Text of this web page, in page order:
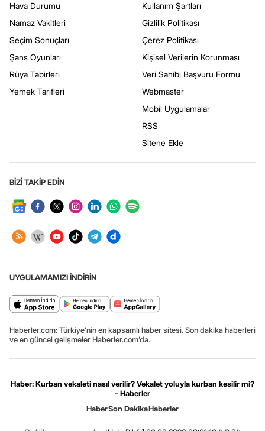
Hava Durumu
Namaz Vakitleri
Seçim Sonuçları
Şans Oyunları
Rüya Tabirleri
Yemek Tarifleri
Kullanım Şartları
Gizlilik Politikası
Çerez Politikası
Kişisel Verilerin Korunması
Veri Sahibi Başvuru Formu
Webmaster
Mobil Uygulamalar
RSS
Sitene Ekle
BİZİ TAKİP EDİN
UYGULAMAMIZI İNDİRİN
Haberler.com: Türkiye’nin en kapsamlı haber sitesi. Son dakika haberleri
ve en güncel gelişmeler Haberler.com’da.
Haber: Kurban vekaleti nasıl verilir? Vekalet yoluyla kurban kesilir mi?
- Haberler
HaberSon DakikaHaberler